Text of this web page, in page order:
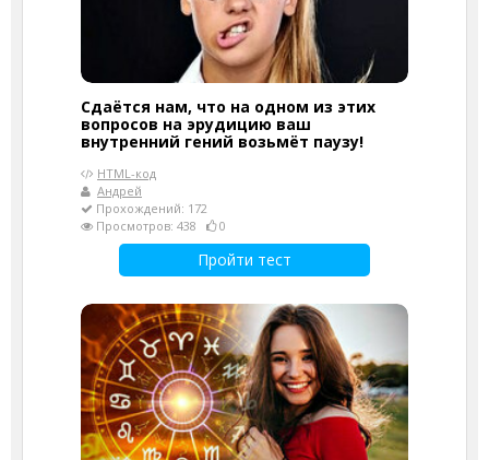
Сдаётся нам, что на одном из этих
вопросов на эрудицию ваш
внутренний гений возьмёт паузу!
HTML-код
Андрей
Прохождений: 172
Просмотров: 438
0
Пройти тест